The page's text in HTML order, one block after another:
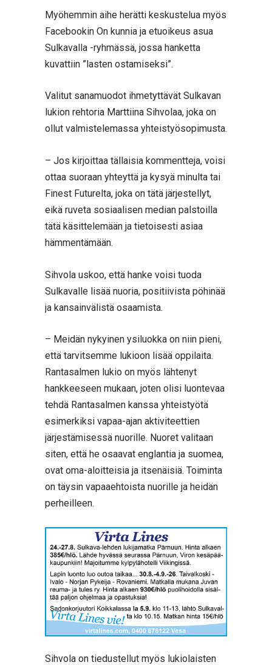
Myöhemmin aihe herätti keskustelua myös
Facebookin On kunnia ja etuoikeus asua
Sulkavalla -ryhmässä, jossa hanketta
kuvattiin ”lasten ostamiseksi”.
Valitut sanamuodot ihmetyttävät Sulkavan
lukion rehtoria Marttiina Sihvolaa, joka on
ollut valmistelemassa yhteistyösopimusta.
– Jos kirjoittaa tällaisia kommentteja, voisi
ottaa suoraan yhteyttä ja kysyä minulta tai
Finest Futurelta, joka on tätä järjestellyt,
eikä ruveta sosiaalisen median palstoilla
tätä käsittelemään ja tietoisesti asiaa
hämmentämään.
Sihvola uskoo, että hanke voisi tuoda
Sulkavalle lisää nuoria, positiivista pöhinää
ja kansainvälistä osaamista.
– Meidän nykyinen ysiluokka on niin pieni,
että tarvitsemme lukioon lisää oppilaita.
Rantasalmen lukio on myös lähtenyt
hankkeeseen mukaan, joten olisi luontevaa
tehdä Rantasalmen kanssa yhteistyötä
esimerkiksi vapaa-ajan aktiviteettien
järjestämisessä nuorille. Nuoret valitaan
siten, että he osaavat englantia ja suomea,
ovat oma-aloitteisia ja itsenäisiä. Toiminta
on täysin vapaaehtoista nuorille ja heidän
perheilleen.
Sihvola on tiedustellut myös lukiolaisten